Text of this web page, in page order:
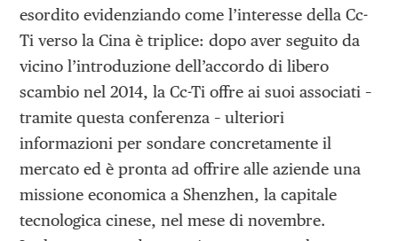
esordito evidenziando come l’interesse della Cc-
Ti verso la Cina è triplice: dopo aver seguito da
vicino l’introduzione dell’accordo di libero
scambio nel 2014, la Cc-Ti offre ai suoi associati –
tramite questa conferenza – ulteriori
informazioni per sondare concretamente il
mercato ed è pronta ad offrire alle aziende una
missione economica a Shenzhen, la capitale
tecnologica cinese, nel mese di novembre.